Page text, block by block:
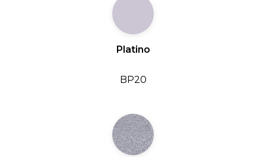
Platino
BP20